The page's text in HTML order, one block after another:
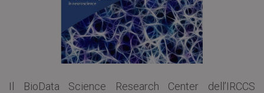
Il BioData Science Research Center dell’IRCCS